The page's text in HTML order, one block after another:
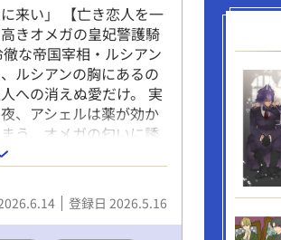
来い」 【亡き恋人を一
きオメガの皇妃警護騎
な帝国宰相・ルシアン
ルシアンの胸にあるの
への消えぬ愛だけ。 実
、アシェルは薬が効か
う。オメガの匂いに誘
理のための「処置」と
た。 激しい律動に啼
いく肉体。 「二度と、
けに懺悔し、完璧な騎
登録日 2026.5.16